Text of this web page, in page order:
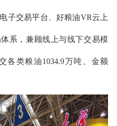
子交易平台、好粮油VR云上
系，兼顾线上与线下交易模
各类粮油1034.9万吨、金额